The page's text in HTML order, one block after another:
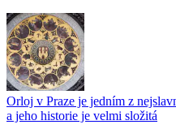
Orloj v Praze je jedním z
a jeho historie je velmi složitá